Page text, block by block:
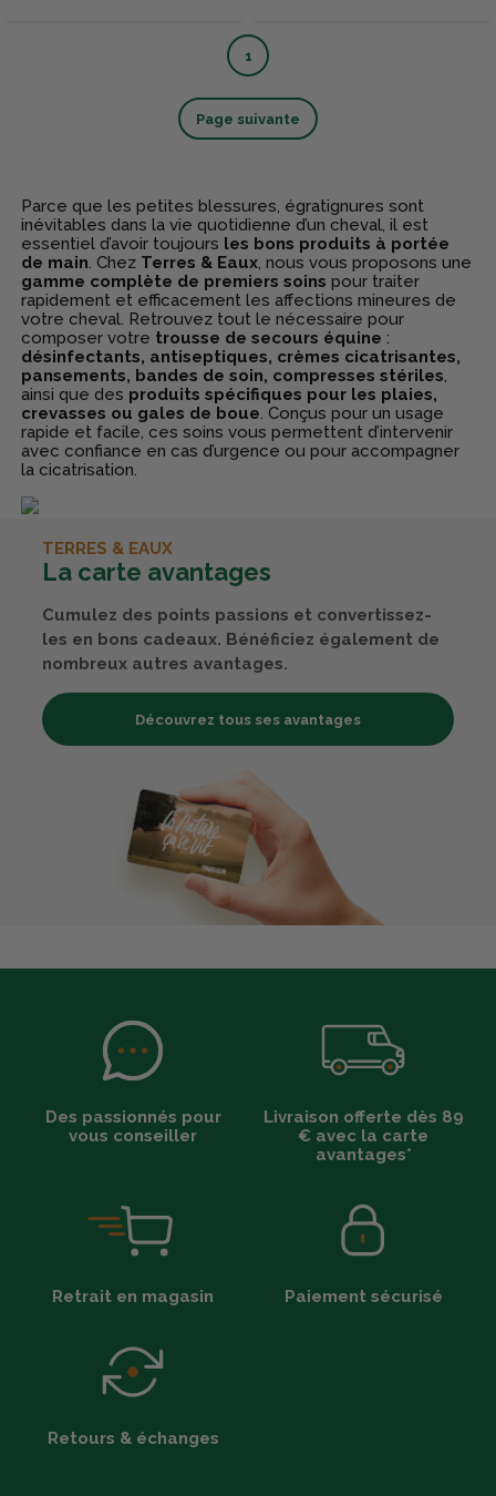
1
Page suivante
Parce que les petites blessures, égratignures sont
inévitables dans la vie quotidienne d’un cheval, il est
essentiel d’avoir toujours les bons produits à portée
de main. Chez Terres & Eaux, nous vous proposons une
gamme complète de premiers soins pour traiter
rapidement et efficacement les affections mineures de
votre cheval. Retrouvez tout le nécessaire pour
composer votre trousse de secours équine :
désinfectants, antiseptiques, crèmes cicatrisantes,
pansements, bandes de soin, compresses stériles,
ainsi que des produits spécifiques pour les plaies,
crevasses ou gales de boue. Conçus pour un usage
rapide et facile, ces soins vous permettent d’intervenir
avec confiance en cas d’urgence ou pour accompagner
la cicatrisation.
TERRES & EAUX
La carte avantages
Cumulez des points passions et convertissez-
les en bons cadeaux. Bénéficiez également de
nombreux autres avantages.
Découvrez tous ses avantages
Des passionnés pour
vous conseiller
Livraison offerte dès 89
€ avec la carte
avantages*
Retrait en magasin Paiement sécurisé
Retours & échanges